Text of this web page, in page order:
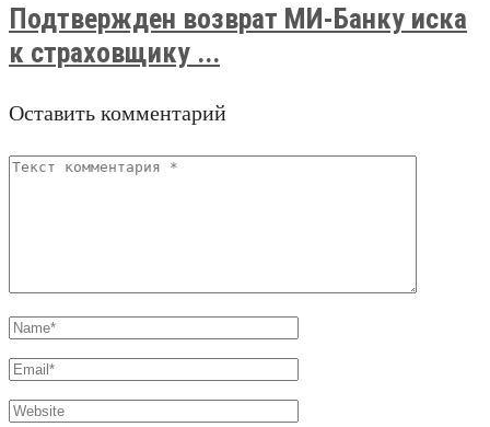
Подтвержден возврат МИ-Банку иска
к страховщику ...
Оставить комментарий